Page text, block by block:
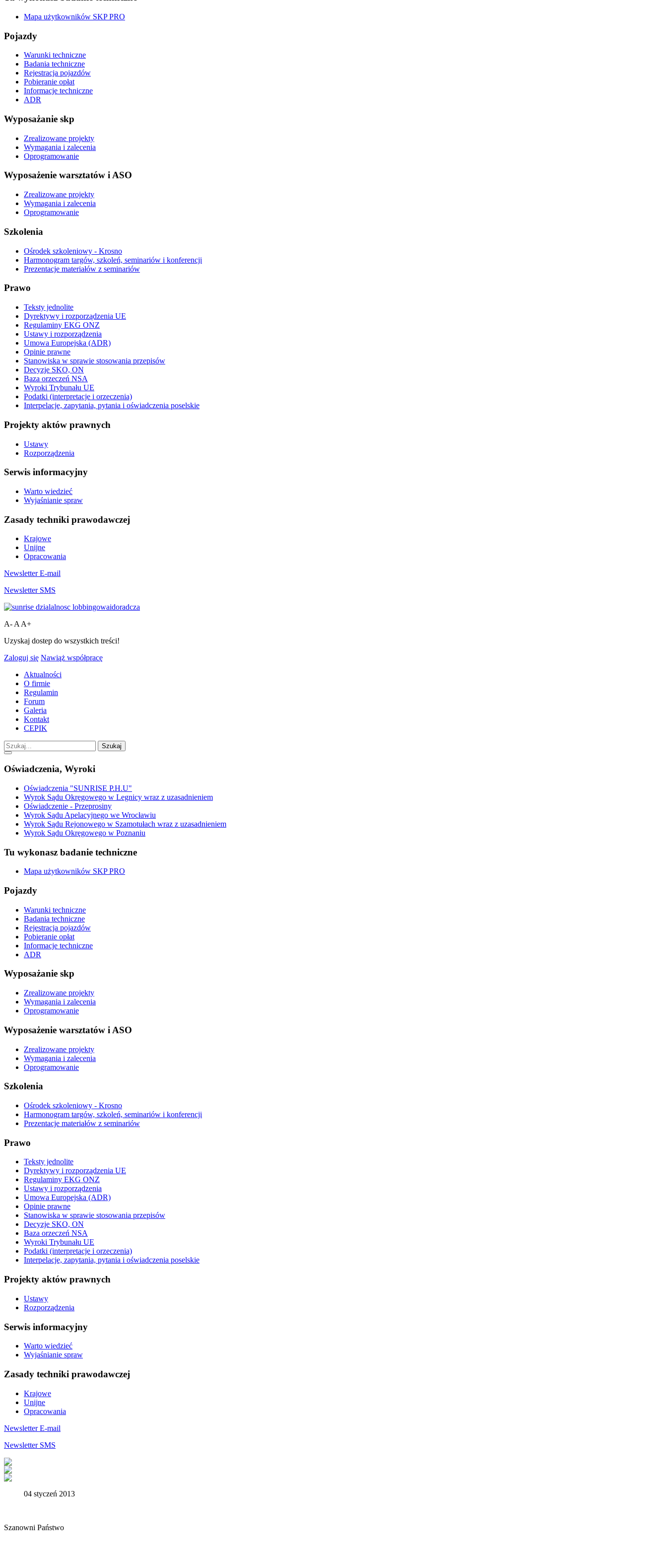
Mapa użytkowników SKP PRO
Pojazdy
Warunki techniczne
Badania techniczne
Rejestracja pojazdów
Pobieranie opłat
Informacje techniczne
ADR
Wyposażanie skp
Zrealizowane projekty
Wymagania i zalecenia
Oprogramowanie
Wyposażenie warsztatów i ASO
Zrealizowane projekty
Wymagania i zalecenia
Oprogramowanie
Szkolenia
Ośrodek szkoleniowy - Krosno
Harmonogram targów, szkoleń, seminariów i konferencji
Prezentacje materiałów z seminariów
Prawo
Teksty jednolite
Dyrektywy i rozporządzenia UE
Regulaminy EKG ONZ
Ustawy i rozporządzenia
Umowa Europejska (ADR)
Opinie prawne
Stanowiska w sprawie stosowania przepisów
Decyzje SKO, ON
Baza orzeczeń NSA
Wyroki Trybunału UE
Podatki (interpretacje i orzeczenia)
Interpelacje, zapytania, pytania i oświadczenia poselskie
Projekty aktów prawnych
Ustawy
Rozporządzenia
Serwis informacyjny
Warto wiedzieć
Wyjaśnianie spraw
Zasady techniki prawodawczej
Krajowe
Unijne
Opracowania
Newsletter E-mail
Newsletter SMS
A- A A+
Uzyskaj dostep do wszystkich treści!
Zaloguj się Nawiąż współpracę
Aktualności
O firmie
Regulamin
Forum
Galeria
Kontakt
CEPIK
Szukaj
Oświadczenia, Wyroki
Oświadczenia "SUNRISE P.H.U"
Wyrok Sądu Okręgowego w Legnicy wraz z uzasadnieniem
Oświadczenie - Przeprosiny
Wyrok Sądu Apelacyjnego we Wrocławiu
Wyrok Sądu Rejonowego w Szamotułach wraz z uzasadnieniem
Wyrok Sądu Okręgowego w Poznaniu
Tu wykonasz badanie techniczne
Mapa użytkowników SKP PRO
Pojazdy
Warunki techniczne
Badania techniczne
Rejestracja pojazdów
Pobieranie opłat
Informacje techniczne
ADR
Wyposażanie skp
Zrealizowane projekty
Wymagania i zalecenia
Oprogramowanie
Wyposażenie warsztatów i ASO
Zrealizowane projekty
Wymagania i zalecenia
Oprogramowanie
Szkolenia
Ośrodek szkoleniowy - Krosno
Harmonogram targów, szkoleń, seminariów i konferencji
Prezentacje materiałów z seminariów
Prawo
Teksty jednolite
Dyrektywy i rozporządzenia UE
Regulaminy EKG ONZ
Ustawy i rozporządzenia
Umowa Europejska (ADR)
Opinie prawne
Stanowiska w sprawie stosowania przepisów
Decyzje SKO, ON
Baza orzeczeń NSA
Wyroki Trybunału UE
Podatki (interpretacje i orzeczenia)
Interpelacje, zapytania, pytania i oświadczenia poselskie
Projekty aktów prawnych
Ustawy
Rozporządzenia
Serwis informacyjny
Warto wiedzieć
Wyjaśnianie spraw
Zasady techniki prawodawczej
Krajowe
Unijne
Opracowania
Newsletter E-mail
Newsletter SMS
04 styczeń 2013
Szanowni Państwo